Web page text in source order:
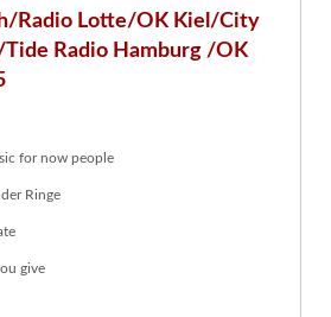
Radio Lotte/OK Kiel/City
Tide Radio Hamburg /OK
for now people
Ringe
give